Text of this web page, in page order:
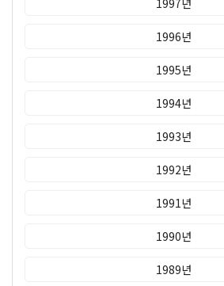
1997년
1996년
1995년
1994년
1993년
1992년
1991년
1990년
1989년